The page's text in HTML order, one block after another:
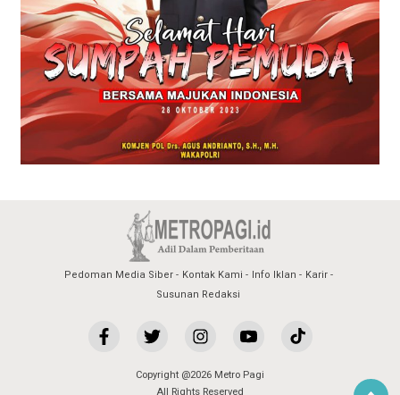
Pedoman Media Siber Kontak Kami Info Iklan
Karir
Susunan Redaksi
Copyright @2026 Metro Pagi